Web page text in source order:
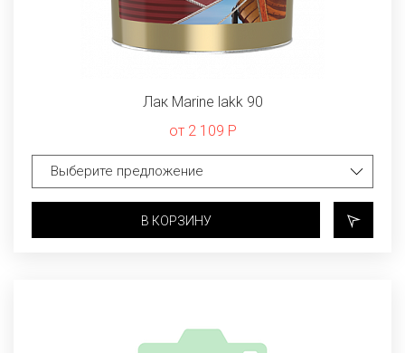
Лак Marine lakk 90
от 2 109 Р
В КОРЗИНУ